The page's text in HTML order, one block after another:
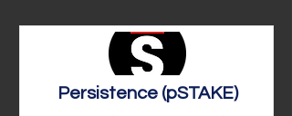
Persistence (pSTAKE)